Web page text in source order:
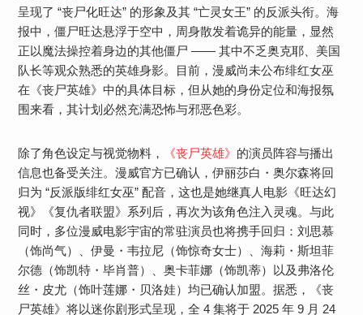
呈现了 “丧尸化旺达” 的形象及其 “亡灵女王” 的反派头衔。海
报中，僵尸旺达悬浮于空中，周身散发着诡异的能量，显然
正以魔法操控着身边的其他僵尸 —— 其中不乏奥克耶、美国
队长等观众熟悉的英雄身影。目前，漫威尚未公布绯红女巫
在《丧尸英雄》中的具体目标，但从她的身份定位和海报氛
围来看，其计划必然充满恐怖与邪恶色彩。
除了角色设定与视觉物料， 《丧尸英雄》 的演员阵容与播出
信息也备受关注。漫威官方已确认，伊丽莎白・奥尔森将回
归为 “反派版绯红女巫” 配音，这也是她继真人电影《旺达幻
视》《复仇者联盟》系列后，再次为该角色注入灵魂。与此
同时，多位漫威电影宇宙的常驻演员也将携手回归：刘思慕
（饰尚气）、伊曼・韦拉尼（饰惊奇女士）、海莉・斯坦菲
尔德（饰凯特・毕肖普）、奥卡菲娜（饰凯蒂）以及弗洛伦
丝・皮尤（饰叶莲娜・贝洛娃）均已确认加盟。据悉，《丧
尸英雄》将以迷你剧形式呈现，全 4 集将于 2025 年 9 月 24